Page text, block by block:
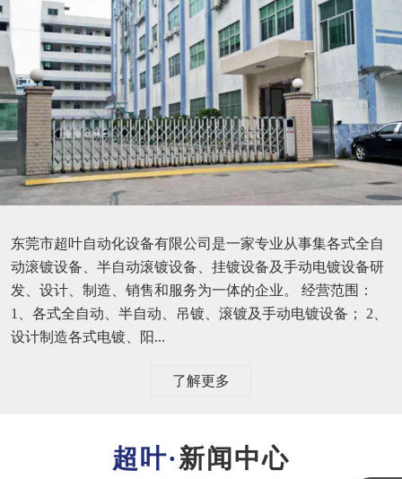
东莞市超叶自动化设备有限公司是一家专业从事集各式全自
动滚镀设备、半自动滚镀设备、挂镀设备及手动电镀设备研
发、设计、制造、销售和服务为一体的企业。 经营范围：
1、各式全自动、半自动、吊镀、滚镀及手动电镀设备； 2、
设计制造各式电镀、阳...
了解更多
新闻中心